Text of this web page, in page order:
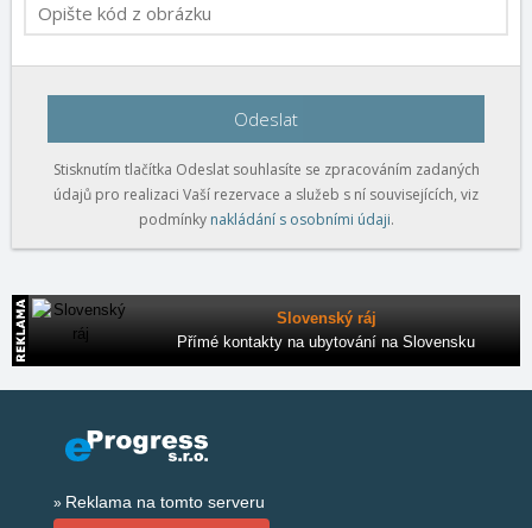
Odeslat
Stisknutím tlačítka Odeslat souhlasíte se zpracováním zadaných
údajů pro realizaci Vaší rezervace a služeb s ní souvisejících, viz
podmínky nakládání s osobními údaji.
Slovenský ráj
Přímé kontakty na ubytování na Slovensku
Reklama na tomto serveru